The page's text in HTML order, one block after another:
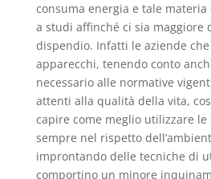
consuma energia e tale
a studi affinché ci sia maggiore
dispendio. Infatti le aziende
apparecchi, tenendo conto
necessario alle normative
attenti alla qualità della vita,
capire come meglio utilizzare
sempre nel rispetto
improntando delle tecniche di
comportino un minore